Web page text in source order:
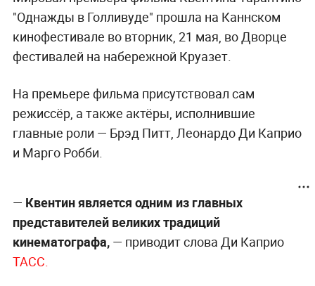
"Однажды в Голливуде" прошла на Каннском
кинофестивале во вторник, 21 мая, во Дворце
фестивалей на набережной Круазет.
На премьере фильма присутствовал сам
режиссёр, а также актёры, исполнившие
главные роли — Брэд Питт, Леонардо Ди Каприо
и Марго Робби.
— Квентин является одним из главных
представителей великих традиций
кинематографа,— приводит слова Ди Каприо
ТАСС.